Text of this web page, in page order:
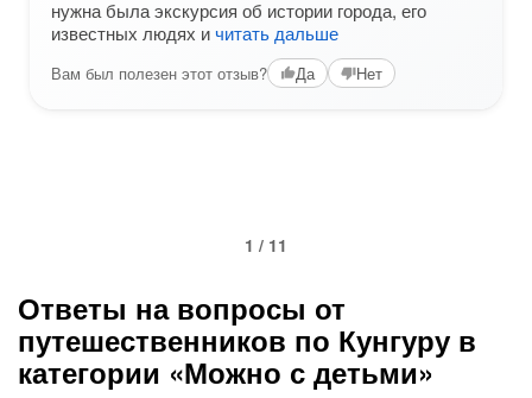
нужна была экскурсия об истории города, его
известных людях ичитать дальше
Вам был полезен этот отзыв? Да Нет
1 / 11
Ответы на вопросы от
путешественников по Кунгуру в
категории «Можно с детьми»